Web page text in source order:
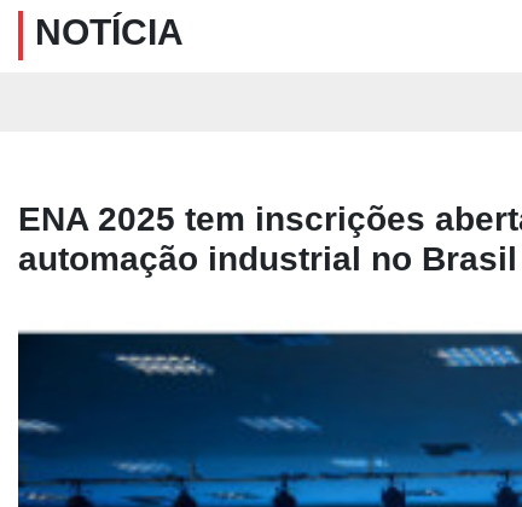
NOTÍCIA
ENA 2025 tem inscrições
automação industrial no Brasil